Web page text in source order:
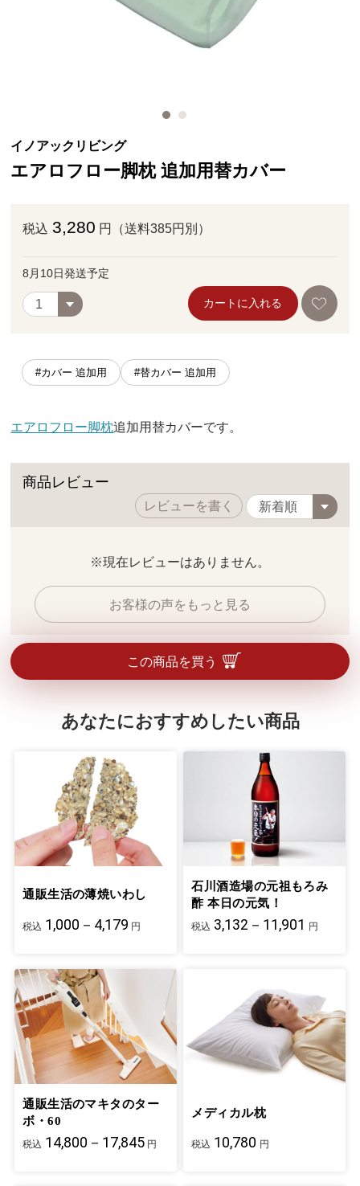
イノアックリビング
エアロフロー脚枕 追加用替カバー
税込 3,280 円（送料385円別）
8月10日発送予定
カートに入れる
#カバー 追加用 #替カバー 追加用
エアロフロー脚枕追加用替カバーです。
商品レビュー
レビューを書く
※現在レビューはありません。
お客様の声をもっと見る
この商品を買う
あなたにおすすめしたい商品
通販生活の薄焼いわし
税込 1,000－4,179 円
石川酒造場の元祖もろみ
酢 本日の元気！
税込 3,132－11,901 円
通販生活のマキタのター
ボ・60
税込 14,800－17,845 円
メディカル枕
税込 10,780 円